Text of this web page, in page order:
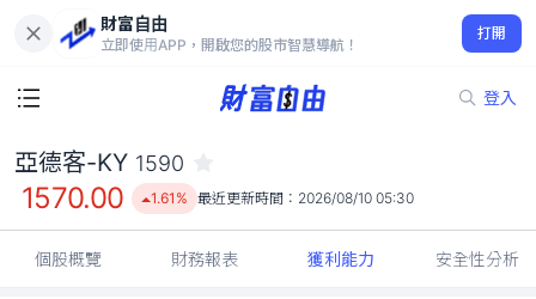
財富自由
立即使用APP，開啟您的股市智慧導航！
打開
登入
1570.00
1.61%
亞德客-KY 1590
1570.00 1.61% 最近更新時間： 2026/08/10 05:30
個股概覽 財務報表 獲利能力 安全性分析